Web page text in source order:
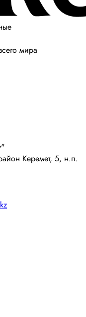
мира
Керемет, 5, н.п.